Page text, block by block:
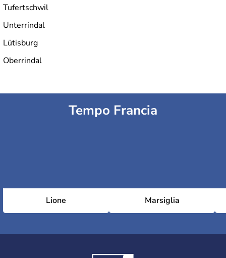
Tufertschwil
Unterrindal
Lütisburg
Oberrindal
Tempo Francia
Lione Marsiglia